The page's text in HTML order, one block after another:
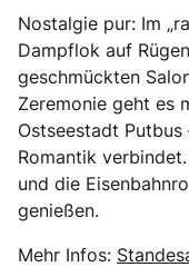
Nostalgie pur: Im
Dampflok auf
geschmückten
Zeremonie geht es
Ostseestadt
Romantik
und die
genießen.
Mehr Infos: